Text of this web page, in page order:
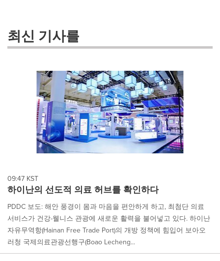
these
dropdown
will
each
option
is
selected.
최신 기사를
09:47 KST
하이난의 선도적 의료 허브를 확인하다
PDDC 보도: 해안 풍경이 몸과 마음을 편안하게 하고, 최첨단 의료
서비스가 건강-웰니스 관광에 새로운 활력을 불어넣고 있다. 하이난
자유무역항(Hainan Free Trade Port)의 개방 정책에 힘입어 보아오
러청 국제의료관광선행구(Boao Lecheng...